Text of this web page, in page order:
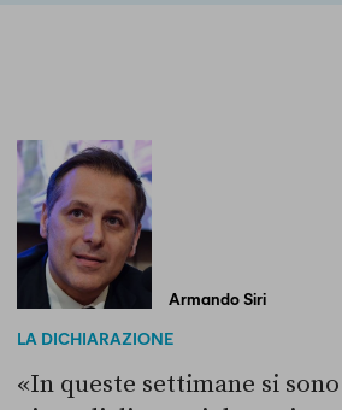
Armando Siri
LA DICHIARAZIONE
«In queste settimane si